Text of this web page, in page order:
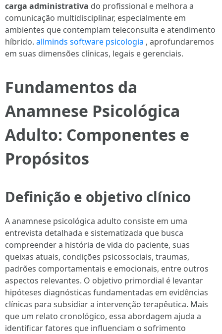
carga administrativa do profissional e melhora a
comunicação multidisciplinar, especialmente em
ambientes que contemplam teleconsulta e atendimento
híbrido. allminds software psicologia , aprofundaremos
em suas dimensões clínicas, legais e gerenciais.
Fundamentos da
Anamnese Psicológica
Adulto: Componentes e
Propósitos
Definição e objetivo clínico
A anamnese psicológica adulto consiste em uma
entrevista detalhada e sistematizada que busca
compreender a história de vida do paciente, suas
queixas atuais, condições psicossociais, traumas,
padrões comportamentais e emocionais, entre outros
aspectos relevantes. O objetivo primordial é levantar
hipóteses diagnósticas fundamentadas em evidências
clínicas para subsidiar a intervenção terapêutica. Mais
que um relato cronológico, essa abordagem ajuda a
identificar fatores que influenciam o sofrimento